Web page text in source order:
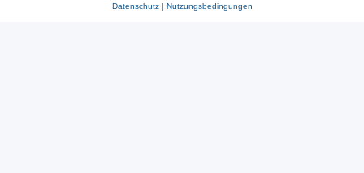
Datenschutz| Nutzungsbedingungen